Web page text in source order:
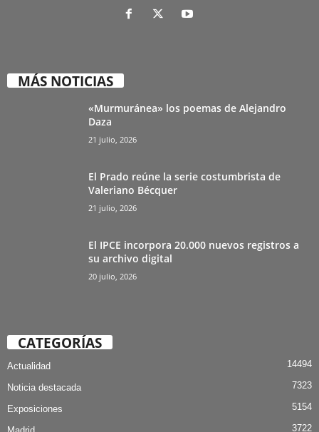
MÁS NOTICIAS
«Murmuránea» los poemas de Alejandro
Daza
21 julio, 2026
El Prado reúne la serie costumbrista de
Valeriano Bécquer
21 julio, 2026
El IPCE incorpora 20.000 nuevos registros a
su archivo digital
20 julio, 2026
CATEGORÍAS
Actualidad 14494
Noticia destacada 7323
Exposiciones 5154
3722